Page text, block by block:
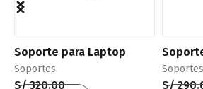
Soporte para Laptop
Soportes
S/320.00
Soportes
S/